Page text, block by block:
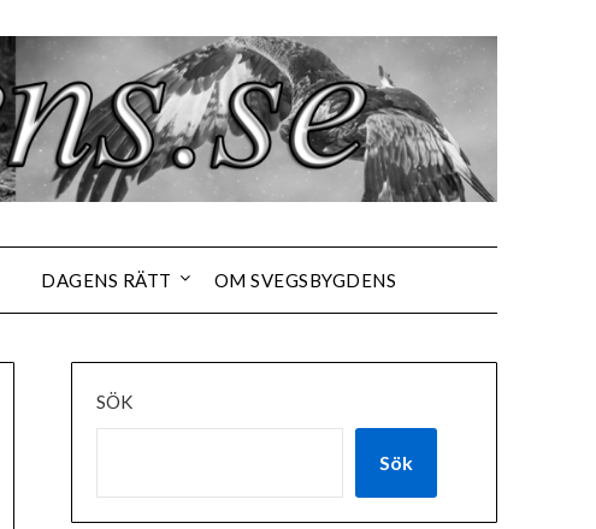
DAGENS RÄTT OM SVEGSBYGDENS
SÖK
Sök